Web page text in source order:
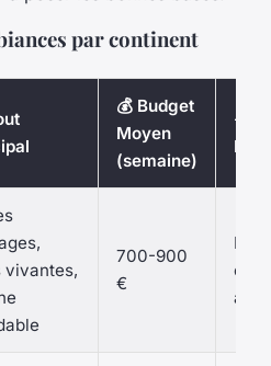
par continent
💰 Budget
Moyen
(semaine)
☀️
vivantes,
700-900
€
ou